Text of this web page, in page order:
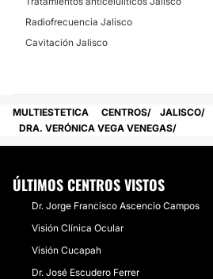
Radiofrecuencia Jalisco
Cavitación Jalisco
MULTIESTETICA CENTROS JALISCO
DRA. VERÓNICA VEGA VENEGAS
ÚLTIMOS CENTROS VISTOS
​Dr. Jorge Francisco Ascencio Campos
Visión Clínica Ocular
Visión Cucapah
​Dr. José Escudero Ferrer